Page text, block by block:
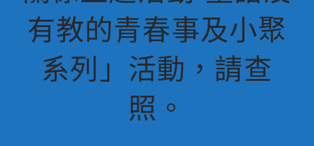
有教的青春事及小聚
系列」活動，請查
照。